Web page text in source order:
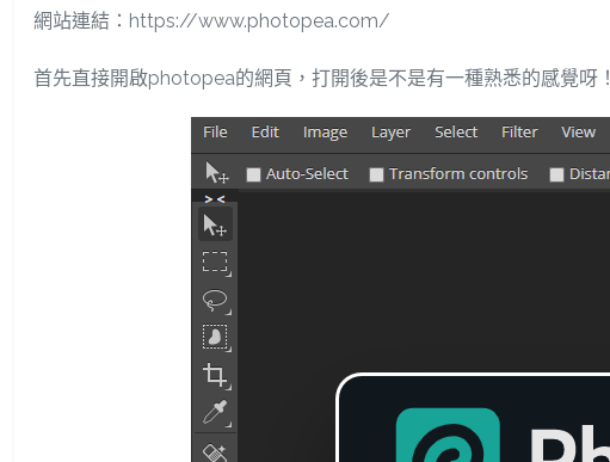
網站連結：https://www.photopea.com/
首先直接開啟photopea的網頁，打開後是不是有一種熟悉的感覺呀！